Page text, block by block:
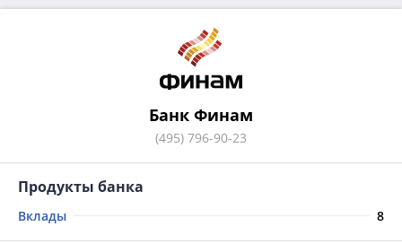
Банк Финам
(495) 796-90-23
Продукты банка
Вклады 8